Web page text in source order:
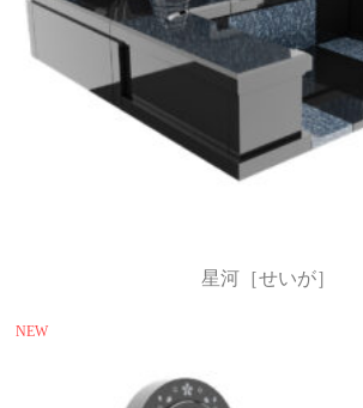
星河［せいが］
NEW